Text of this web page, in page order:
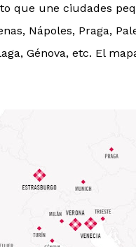
que une ciudades
Nápoles, Praga,
Génova, etc. El